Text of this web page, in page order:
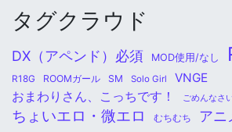
タグクラウド
DX（アペンド）必須 MOD使用/なし
R18G ROOMガール SM Solo Girl VNGE
おまわりさん、こっちです！ ごめんなさ
ちょいエロ・微エロ むちむち アニ